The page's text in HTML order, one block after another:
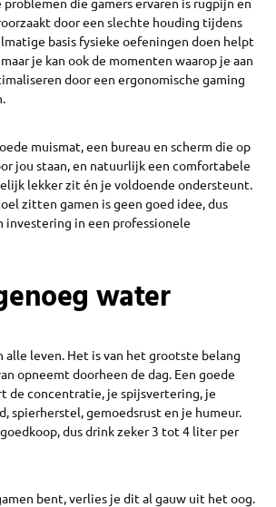
door een slechte houding tijdens
basis fysieke oefeningen doen helpt
je kan ook de momenten waarop je aan
door een ergonomische gaming
muismat, een bureau en scherm die op
jou staan, en natuurlijk een comfortabele
lekker zit én je voldoende ondersteunt.
zitten gamen is geen goed idee, dus
investering in een professionele
water
alle leven. Het is van het grootste belang
opneemt doorheen de dag. Een goede
de concentratie, je spijsvertering, je
spierherstel, gemoedsrust en je humeur.
dus drink zeker 3 tot 4 liter per
bent, verlies je dit al gauw uit het oog.